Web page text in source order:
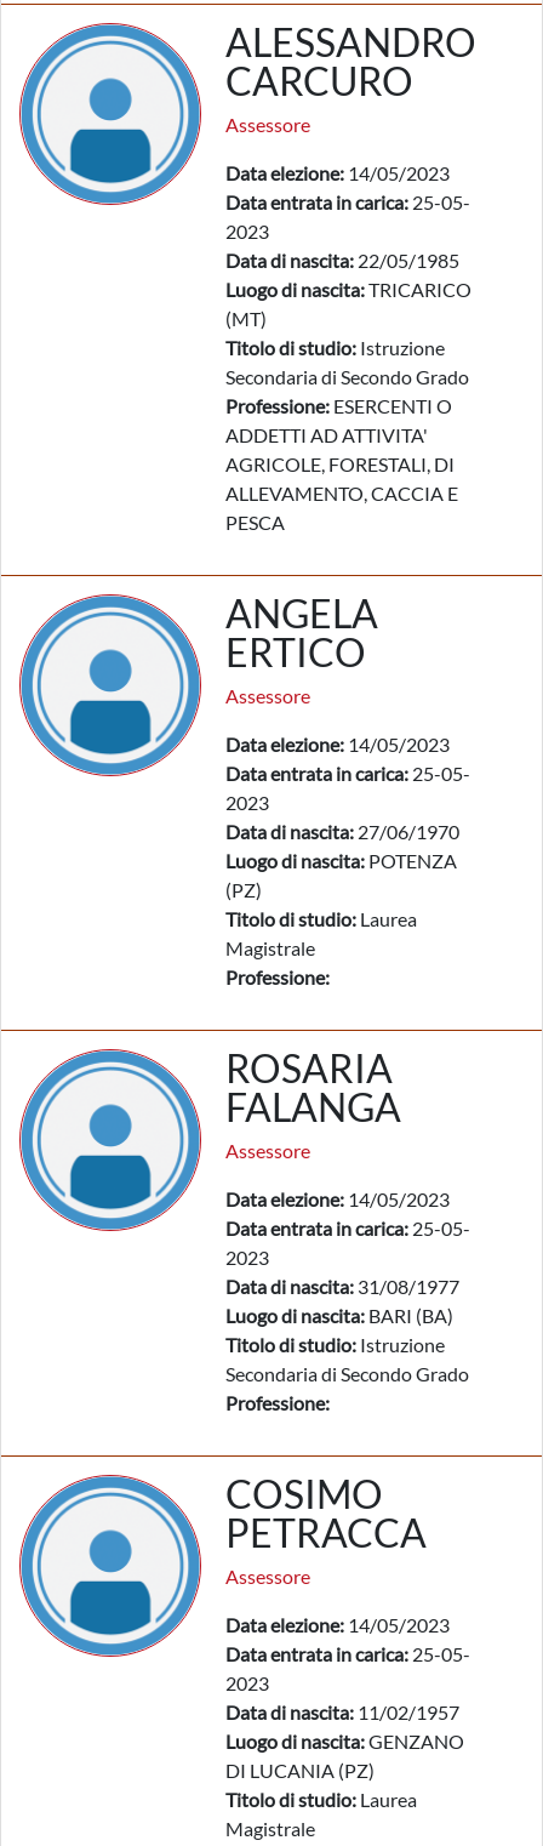
ALESSANDRO
CARCURO
Assessore
Data elezione: 14/05/2023
Data entrata in carica: 25-05-
2023
Data di nascita: 22/05/1985
Luogo di nascita:TRICARICO
(MT)
Titolo di studio: Istruzione
Secondaria di Secondo Grado
Professione: ESERCENTI O
ADDETTI AD ATTIVITA'
AGRICOLE, FORESTALI, DI
ALLEVAMENTO, CACCIA E
PESCA
ANGELA
ERTICO
Assessore
Data elezione: 14/05/2023
Data entrata in carica: 25-05-
2023
Data di nascita: 27/06/1970
Luogo di nascita: POTENZA
(PZ)
Titolo di studio: Laurea
Magistrale
Professione:
ROSARIA
FALANGA
Assessore
Data elezione: 14/05/2023
Data entrata in carica: 25-05-
2023
Data di nascita: 31/08/1977
Luogo di nascita: BARI (BA)
Titolo di studio: Istruzione
Secondaria di Secondo Grado
Professione:
COSIMO
PETRACCA
Assessore
Data elezione: 14/05/2023
Data entrata in carica: 25-05-
2023
Data di nascita: 11/02/1957
Luogo di nascita:GENZANO
DI LUCANIA (PZ)
Titolo di studio: Laurea
Magistrale